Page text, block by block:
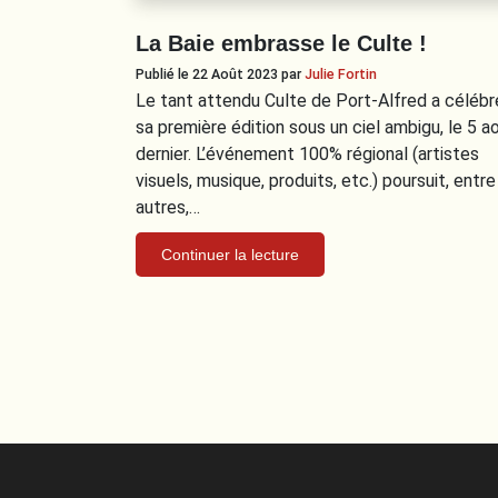
La Baie embrasse le Culte !
Publié le 22 Août 2023 parJulie Fortin
Le tant attendu Culte de Port-Alfred a
sa première édition sous un ciel ambigu, le 5
dernier. L’événement 100% régional (artistes
visuels, musique, produits, etc.) poursuit, entre
autres,…
Continuer la lecture